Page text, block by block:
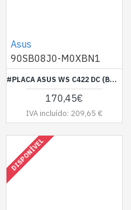
Asus
90SB08J0-M0XBN1
#PLACA ASUS WS C422 DC (BULK),LGA 2066,C422,8DDR4 R/LRDIMM,4PCIE,6SATA,1M2(2280),1*INTEL GBE I210-AT,ATX (SERVER) - 1363268
170,45€
IVA incluído: 209,65 €
DISPONÍVEL